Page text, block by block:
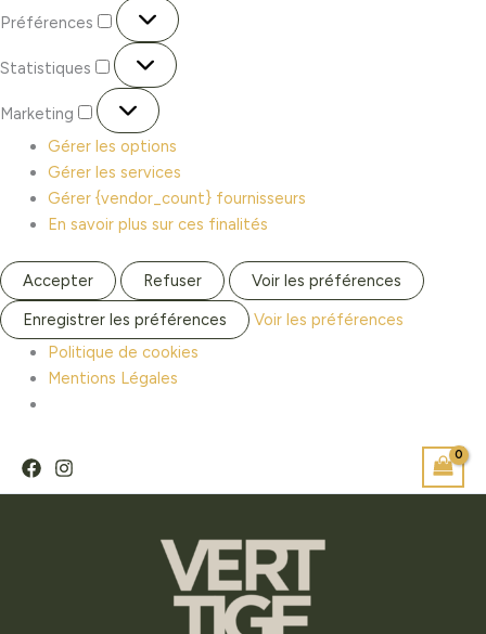
Préférences
Statistiques
Marketing
Gérer les options
Gérer les services
Gérer {vendor_count} fournisseurs
En savoir plus sur ces finalités
Accepter Refuser
Voir les préférences
Enregistrer les préférences
Voir les préférences
Politique de cookies
Mentions Légales